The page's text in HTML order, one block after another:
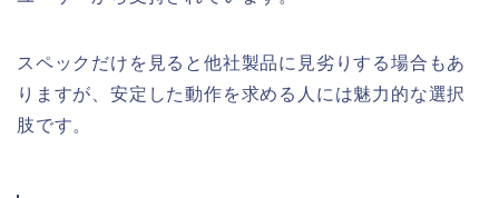
スペックだけを見ると他社製品に見劣りする場合もあ
りますが、安定した動作を求める人には魅力的な選択
肢です。